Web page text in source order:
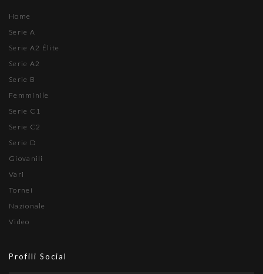
Home
Serie A
Serie A2 Élite
Serie A2
Serie B
Femminile
Serie C1
Serie C2
Serie D
Giovanili
Vari
Tornei
Nazionale
Video
Profili Social